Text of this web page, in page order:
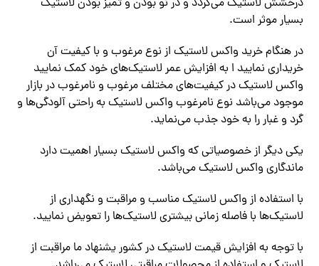
بسیار موثر است.
در هنگام خرید واکس لاستیک از نوع مرغوب و با کیفیت آن
خریداری نمایید ا به افزایش عمر لاستیک‌های خود کمک نمایید
واکس لاستیک در کیفیت‌های مختلف مرغوب و نامرغوب در بازار
موجود می‌باشد نوع نامرغوب واکس لاستیک به راحتی آلودگی‌ها و
گرد و غبار را به خود جذب می‌نماید.
یکی دیگر از خصوصیاتی که واکس لاستیک بسیار اهمیت دارد
ماندگاری واکس لاستیک می‌باشد.
با استفاده از واکس لاستیک مناسب و مراقبت و نگهداری از
لاستیک‌ها با فاصله زمانی بیشتری لاستیک‌ها را تعویض نمایید.
با توجه به افزایش قیمت لاستیک در کشور یشنهاد ما مراقبت از